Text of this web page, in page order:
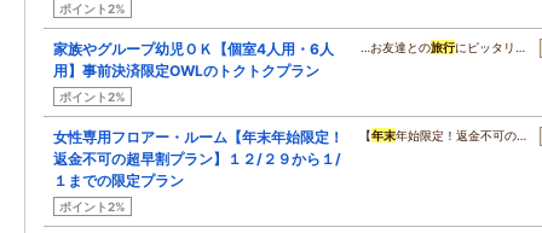
ポイント2%
家族やグループ幼児ＯＫ【個室4人用・6人
用】事前決済限定OWLのトクトクプラン
ポイント2%
…お友達との旅行にピッタリ…
女性専用フロアー・ルーム【年末年始限定！
返金不可の超早割プラン】１２/２９から１/
１までの限定プラン
ポイント2%
【年末年始限定！返金不可の…